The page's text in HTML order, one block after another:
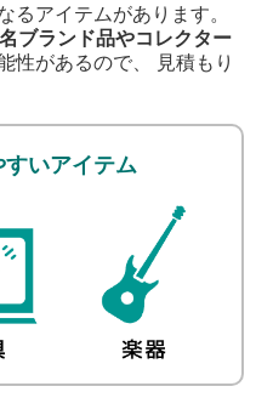
るアイテムがあります。
ブランド品やコレクター
性があるので、 見積もり
いアイテム